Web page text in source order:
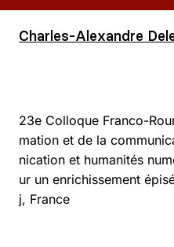
Charles-Alexandre
23e Colloque Franco-
mation et de la
nication et humanités
ur un enrichissement
j, France